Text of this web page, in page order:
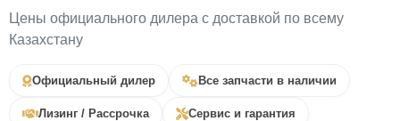
Цены официального дилера с доставкой по всему
Казахстану
Официальный дилер Все запчасти в наличии
Лизинг / Рассрочка Сервис и гарантия